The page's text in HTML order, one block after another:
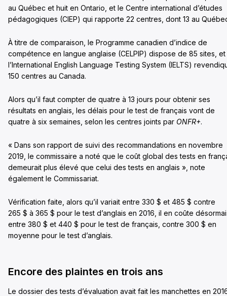
au Québec et huit en Ontario, et le Centre international d’études
pédagogiques (CIEP) qui rapporte 22 centres, dont 13 au
À titre de comparaison, le Programme canadien d’indice de
compétence en langue anglaise (CELPIP) dispose de 85 sites, et
l’International English Language Testing System (IELTS)
150 centres au Canada.
Alors qu’il faut compter de quatre à 13 jours pour obtenir ses
résultats en anglais, les délais pour le test de français vont de
quatre à six semaines, selon les centres joints par ONFR+.
« Dans son rapport de suivi des recommandations en novembre
2019, le commissaire a noté que le coût global des tests en
demeurait plus élevé que celui des tests en anglais », note
également le Commissariat.
Vérification faite, alors qu’il variait entre 330 $ et 485 $ contre
265 $ à 365 $ pour le test d’anglais en 2016, il en coûte
entre 380 $ et 440 $ pour le test de français, contre 300 $ en
moyenne pour le test d’anglais.
Encore des plaintes en trois ans
Le dossier des tests d’évaluation avait fait les manchettes en